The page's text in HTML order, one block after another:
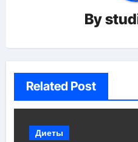
By
Related Post
Диеты